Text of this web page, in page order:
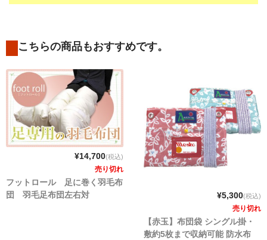
こちらの商品もおすすめです。
¥14,700(税込)
売り切れ
フットロール 足に巻く羽毛布
団 羽毛足布団左右対
¥5,300(税込)
売り切れ
【赤玉】布団袋 シングル掛・
敷約5枚まで収納可能 防水布